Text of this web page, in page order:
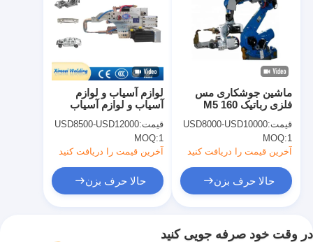
لوازم آسیاب و لوازم
آسیاب و لوازم آسیاب
قیمت:USD8500-USD12000
MOQ:1
آخرین قیمت را دریافت کنید
حالا حرف بزن
ماشین جوشکاری مس
فلزی رباتیک M5 160
قیمت:USD8000-USD10000
MOQ:1
آخرین قیمت را دریافت کنید
حالا حرف بزن
در وقت خود صرفه جویی کنید